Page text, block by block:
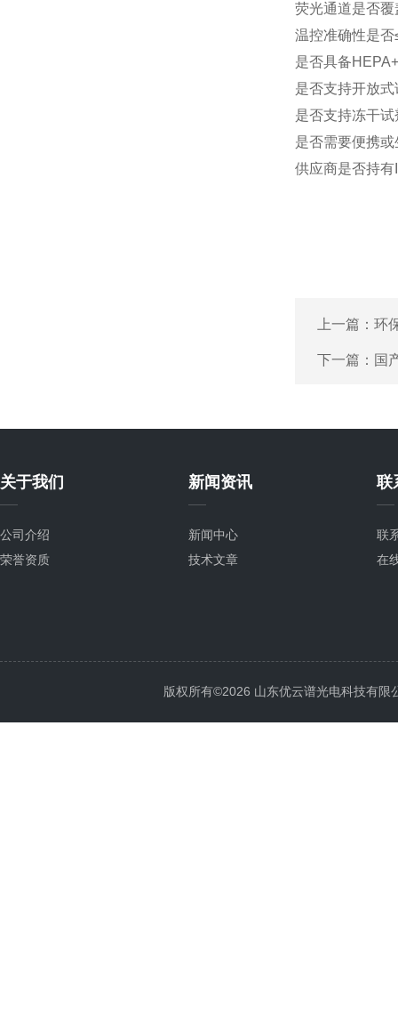
荧光通道是否
温控准确性是否
是否具备
是否支持开放
是否支持冻干试
是否需要便携
供应商是否持有
上一篇： 环
下一篇： 国
关于我们
公司介绍
荣誉资质
新闻资讯
新闻中心
技术文章
联
联
在
版权所有©2026 山东优云谱光电科技有